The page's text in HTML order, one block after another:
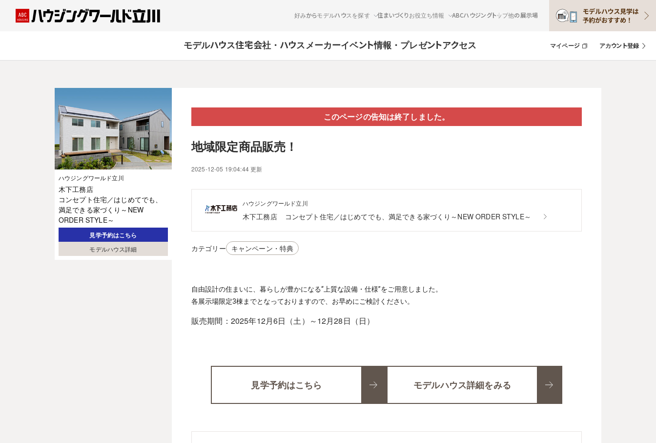
好みからモデルハウスを探す 住まいづくりお役立ち情報 ABCハウジングトップ他の展示場
モデルハウス住宅会社・ハウスメーカーイベント情報・プレゼントアクセス マイページ アカウント登録
ハウジングワールド立川
木下工務店
コンセプト住宅／はじめてでも、
満足できる家づくり～NEW
ORDER STYLE～
見学予約はこちら
モデルハウス詳細
このページの告知は終了しました。
地域限定商品販売！
2025-12-05 19:04:44 更新
ハウジングワールド立川
木下工務店 コンセプト住宅／はじめてでも、満足できる家づくり～NEW ORDER STYLE～
カテゴリー キャンペーン・特典
自由設計の住まいに、暮らしが豊かになる“上質な設備・仕様”をご用意しました。
各展示場限定3棟までとなっておりますので、お早めにご検討ください。
販売期間：2025年12月6日（土）～12月28日（日）
見学予約はこちら モデルハウス詳細をみる